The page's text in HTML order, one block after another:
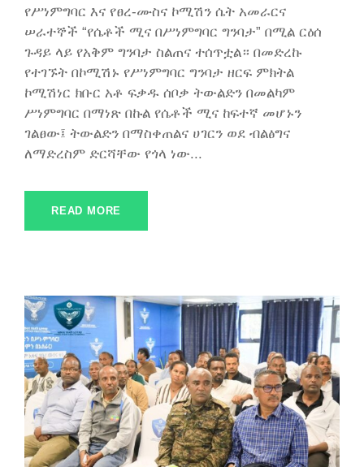
የሥነምግባር እና የፀረ-ሙስና ኮሚሽን ሴት አመራርና
ሠራተኞች “የሴቶች ሚና በሥነምግባር ግንባታ” በሚል ርዕሰ
ጉዳይ ላይ የአቅም ግንባታ ስልጠና ተሰጥቷል። በመድረኩ
የተገኙት በኮሚሽኑ የሥነምግባር ግንባታ ዘርፍ ምክትል
ኮሚሽነር ክቡር አቶ ፍቃዱ ሰቦቃ ትውልድን በመልካም
ሥነምግባር በማነጽ በኩል የሴቶች ሚና ከፍተኛ መሆኑን
ገልፀው፤ ትውልድን በማስቀጠልና ሀገርን ወደ ብልፅግና
ለማድረስም ድርሻቸው የጎላ ነው...
READ MORE